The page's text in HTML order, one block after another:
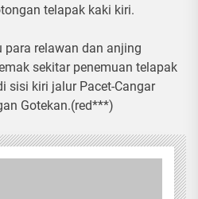
telapak kaki kiri.
relawan dan anjing
sekitar penemuan telapak
sisi kiri jalur Pacet-Cangar
Gotekan.(red***)